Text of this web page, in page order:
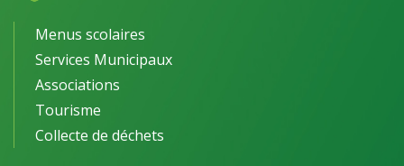
Menus scolaires
Services Municipaux
Associations
Tourisme
Collecte de déchets